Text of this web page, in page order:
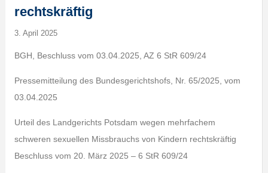
rechtskräftig
3. April 2025
BGH, Beschluss vom 03.04.2025, AZ 6 StR 609/24
Pressemitteilung des Bundesgerichtshofs, Nr. 65/2025, vom
03.04.2025
Urteil des Landgerichts Potsdam wegen mehrfachem
schweren sexuellen Missbrauchs von Kindern rechtskräftig
Beschluss vom 20. März 2025 – 6 StR 609/24